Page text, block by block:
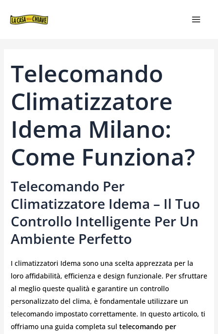
Telecomando
Climatizzatore
Idema Milano:
Come Funziona?
Telecomando Per
Climatizzatore Idema – Il Tuo
Controllo Intelligente Per Un
Ambiente Perfetto
I climatizzatori Idema sono una scelta apprezzata per la
loro affidabilità, efficienza e design funzionale. Per sfruttare
al meglio queste qualità e garantire un controllo
personalizzato del clima, è fondamentale utilizzare un
telecomando impostato correttamente. In questo articolo, ti
offriamo una guida completa sul telecomando per
ARTICOLI